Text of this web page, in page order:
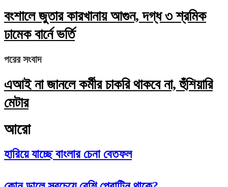
বংশালে জুতার কারখানায় আগুন, দগ্ধ ৩ শ্রমিক
ঢামেক বার্নে ভর্তি
পরের সংবাদ
এআই না জানলে কর্মীর চাকরি থাকবে না, হুঁশিয়ারি
মেটার
আরো
হারিয়ে যাচ্ছে বাংলার চেনা বেতফল